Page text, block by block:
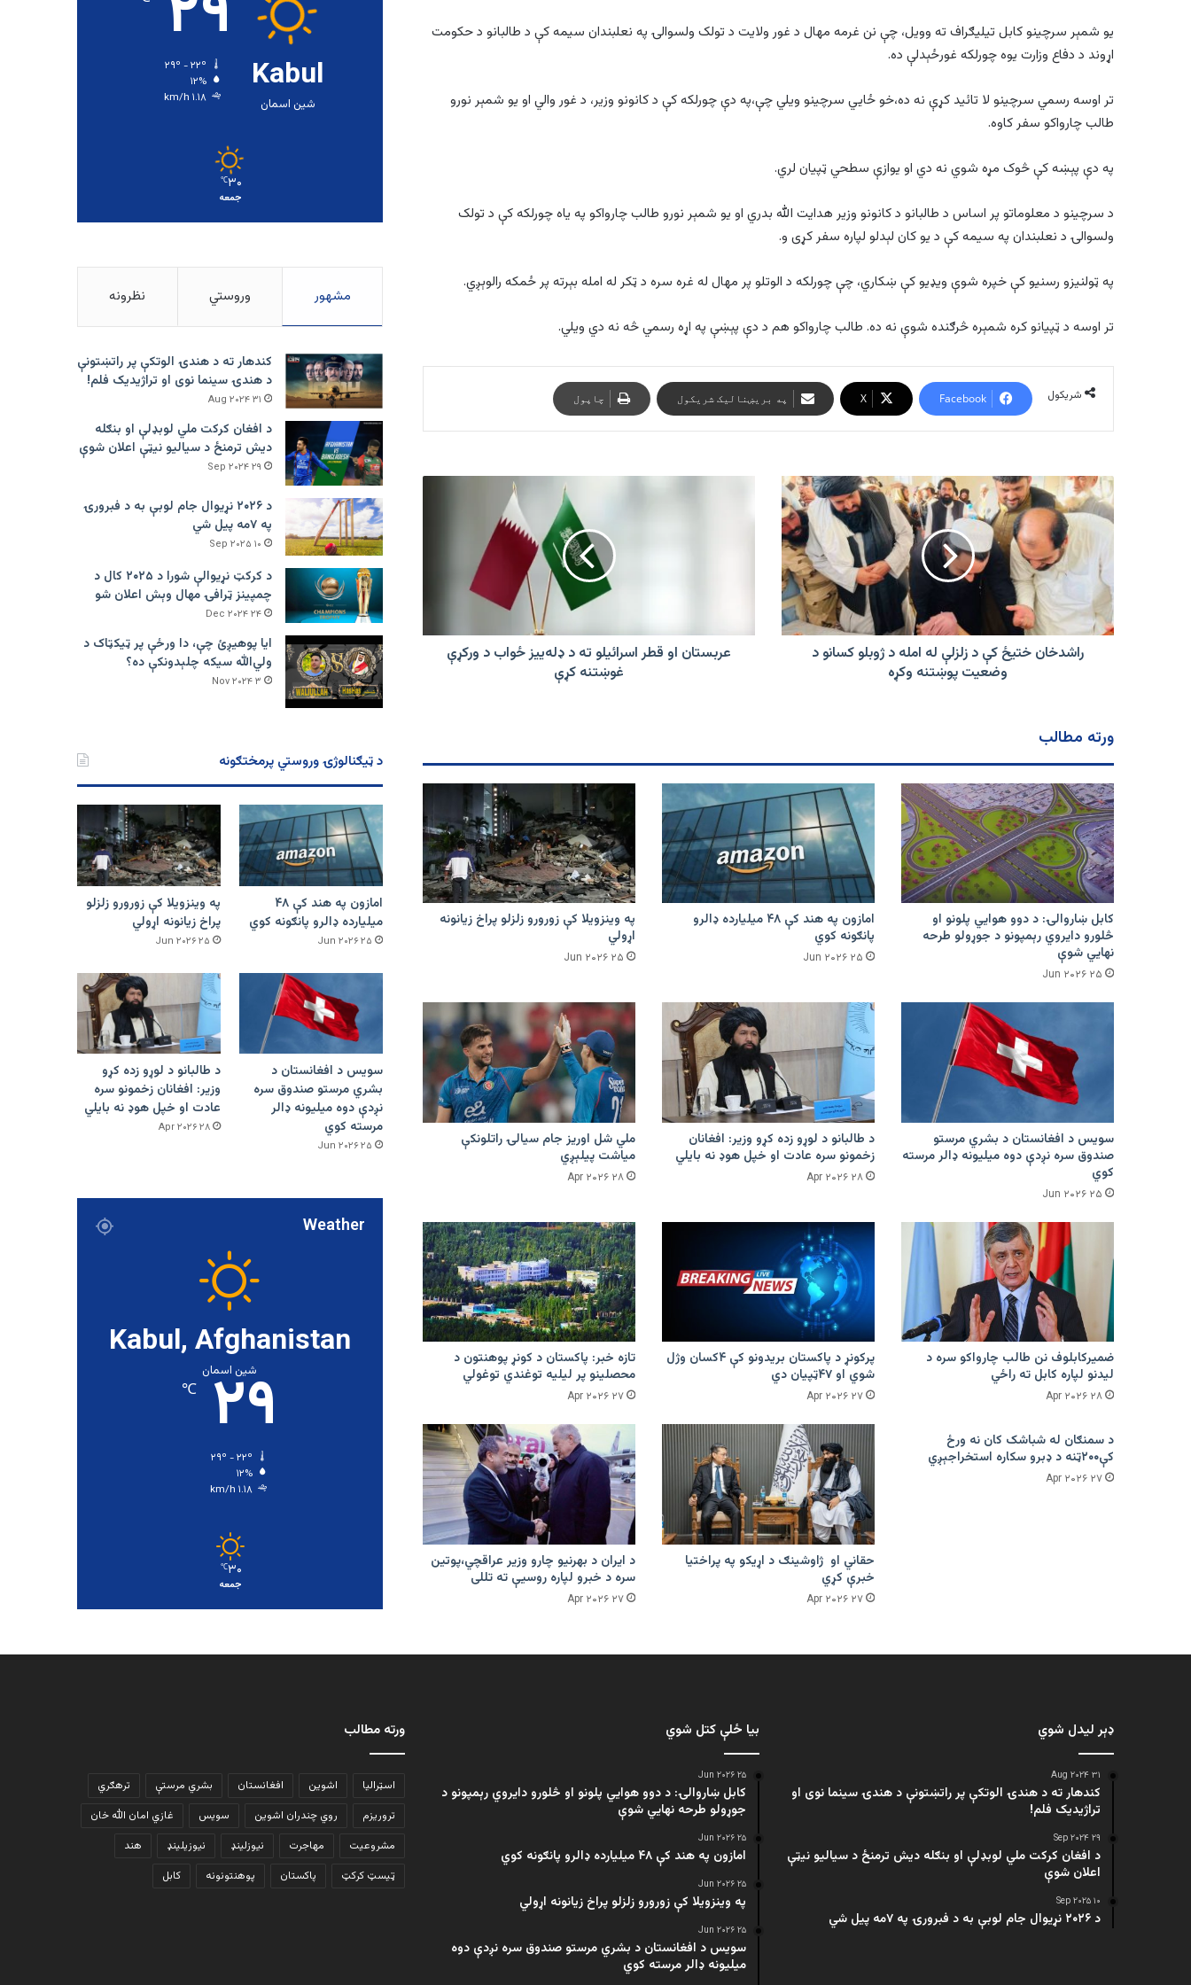
یو شمېر سرچینو کابل تیلیګراف ته وویل، چې نن غرمه مهال د غور ولایت د تولک ولسوالۍ په نعلبندان سیمه کې د طالبانو د حکومت
اړوند د دفاع وزارت یوه چورلکه غورځېدلې ده.
تر اوسه رسمي سرچینو لا تائید کړې نه ده،خو ځايي سرچینو ویلي چې،په دې چورلکه کې د کانونو وزیر، د غور والي او یو شمېر نورو
طالب چارواکو سفر کاوه.
په دې پېښه کې څوک مړه شوي نه دي او یوازې سطحي ټپیان لري.
د سرچینو د معلوماتو پر اساس د طالبانو د کانونو وزیر هدایت الله بدري او یو شمېر نورو طالب چارواکو په یاه چورلکه کې د تولک
ولسوالۍ د نعلبندان په سیمه کې د یو کان لېدلو لپاره سفر کړی و.
په ټولنیزو رسنیو کې خپره شوې ویډیو کې ښکاري، چې چورلکه د الوتلو پر مهال له غره سره د ټکر له امله بېرته پر ځمکه رالوېږي.
تر اوسه د ټپیانو کره شمېره څرګنده شوې نه ده. طالب چارواکو هم د دې پېښې په اړه رسمي څه نه دي ویلي.
شریکول Facebook
X په بریښنالیک شریکول چاپول
راشدخان
ختیځ
کې
زلزلې
امله
د
ژوبلو
راشدخان ختیځ کې د زلزلې له امله د ژوبلو کسانو د
وضعیت پوښتنه وکړه
قطر
د
ورکړېعربستان او قطر اسرائیلو ته د ډله‌ییز ځواب د ورکړې
غوښتنه کړې
ورته مطالب
کابل ښاروالۍ: د دوو هوايي پلونو او
څلورو دایروي رېمپونو د جوړولو طرحه
نهایي شوې
۲۵ Jun ۲۰۲۶
امازون په هند کې ۴۸ میلیارده ډالرو
پانګونه کوي
۲۵ Jun ۲۰۲۶
په وینزویلا کې زورورو زلزلو پراخ زیانونه
اړولي
۲۵ Jun ۲۰۲۶
سویس د افغانستان د بشري مرستو
صندوق سره نږدې دوه میلیونه ډالر مرسته
کوي
۲۵ Jun ۲۰۲۶
د طالبانو د لوړو زده کړو وزیر: افغانان
زخمونو سره عادت او خپل هوډ نه بایلي
۲۸ Apr ۲۰۲۶
ملي شل اوریز جام سیالۍ راتلونکې
میاشت پیلېږي
۲۸ Apr ۲۰۲۶
ضمیرکابلوف نن طالب چارواکو سره د
لیدنو لپاره کابل ته راځي
۲۸ Apr ۲۰۲۶
پرکونړ د پاکستان بریدونو کې ۴کسان وژل
شوي او ۴۷ټپیان دي
۲۷ Apr ۲۰۲۶
تازه خبر: پاکستان د کونړ پوهنتون د
محصلینو پر لیلیه توغندي توغولي
۲۷ Apr ۲۰۲۶
د سمنګان له شباشک کان نه ورځ
کې۲۰۰ټنه د ډبرو سکاره استخراجېږي
۲۷ Apr ۲۰۲۶
حقاني او ژاوشینګ د اړیکو په پراختیا
خبرې کړي
۲۷ Apr ۲۰۲۶
د ایران د بهرنیو چارو وزیر عراقچي،پوتین
سره د خبرو لپاره روسیې ته تللی
۲۷ Apr ۲۰۲۶
Kabul
شین اسمان
۱۲%
۱.۱۸ km/h
۳۰℃
جمعه
مشهور وروستي نظرونه
کندهار ته د هندۍ الوتکې پر راتښتونې
د هندۍ سینما نوی او تراژيديک فلم!
۳۱ Aug ۲۰۲۴
د افغان کرکت ملي لوبډلې او بنګله
دیش ترمنځ د سیالیو نیټې اعلان شوې
۲۹ Sep ۲۰۲۴
د ۲۰۲۶ نړیوال جام لوبې به د فبرورۍ
په ۷مه پیل شي
۱۰ Sep ۲۰۲۵
د کرکټ نړیوالې شورا د ۲۰۲۵ کال د
چمپینز ټرافۍ مهال وېش اعلان شو
۲۴ Dec ۲۰۲۴
ایا پوهیږئ چې، دا ورځې پر ټيکټاک د
ولي‌الله سیکه چلېدونکې ده؟
۳ Nov ۲۰۲۴
د ټیګنالوژۍ وروستي پرمختګونه
امازون په هند کې ۴۸
میلیارده ډالرو پانګونه کوي
۲۵ Jun ۲۰۲۶
په وینزویلا کې زورورو زلزلو
پراخ زیانونه اړولي
۲۵ Jun ۲۰۲۶
سویس د افغانستان د
بشري مرستو صندوق سره
نږدې دوه میلیونه ډالر
مرسته کوي
۲۵ Jun ۲۰۲۶
د طالبانو د لوړو زده کړو
وزیر: افغانان زخمونو سره
عادت او خپل هوډ نه بایلي
۲۸ Apr ۲۰۲۶
Weather
Kabul, Afghanistan
شین اسمان
۲۹ ℃
۱۲%
۱.۱۸ km/h
۳۰℃
جمعه
ډېر لیدل شوي
۳۱ Aug ۲۰۲۴
کندهار ته د هندۍ الوتکې پر راتښتونې د هندۍ سینما نوی او
تراژيديک فلم!
۲۹ Sep ۲۰۲۴
د افغان کرکت ملي لوبډلې او بنګله دیش ترمنځ د سیالیو نیټې
اعلان شوې
۱۰ Sep ۲۰۲۵
د ۲۰۲۶ نړیوال جام لوبې به د فبرورۍ په ۷مه پیل شي
بیا ځلې کتل شوي
۲۵ Jun ۲۰۲۶
کابل ښاروالۍ: د دوو هوايي پلونو او څلورو دایروي رېمپونو د
جوړولو طرحه نهایي شوې
۲۵ Jun ۲۰۲۶
امازون په هند کې ۴۸ میلیارده ډالرو پانګونه کوي
۲۵ Jun ۲۰۲۶
په وینزویلا کې زورورو زلزلو پراخ زیانونه اړولي
۲۵ Jun ۲۰۲۶
سویس د افغانستان د بشري مرستو صندوق سره نږدې دوه
میلیونه ډالر مرسته کوي
ورته مطالب
اسټرالیا اشوین افغانستان بشري مرستې
ترهګري
تروریزم
روي چندران اشوین سویس
غازي امان الله خان
مشروعیت
مهاجرت نیوزلینډ نیوزیلینډ
هند
ټیسټ کرکټ
پاکستان پوهنتونونه کابل